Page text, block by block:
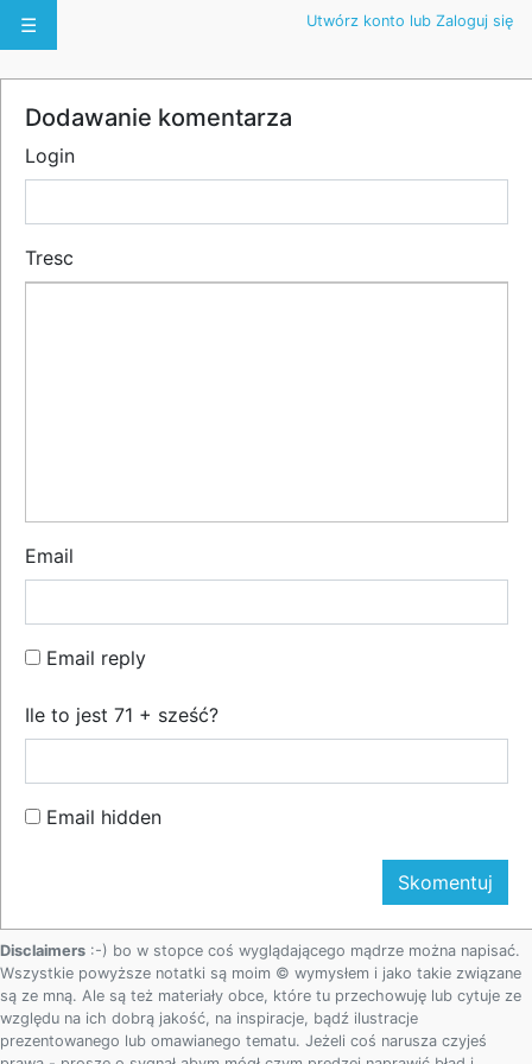
☰ Utwórz konto lub Zaloguj się
Dodawanie komentarza
Login
Tresc
Email
Email reply
Ile to jest 71 + sześć?
Email hidden
Disclaimers :-) bo w stopce coś wyglądającego mądrze można napisać.
Wszystkie powyższe notatki są moim © wymysłem i jako takie związane
są ze mną. Ale są też materiały obce, które tu przechowuję lub cytuje ze
względu na ich dobrą jakość, na inspiracje, bądź ilustracje
prezentowanego lub omawianego tematu. Jeżeli coś narusza czyjeś